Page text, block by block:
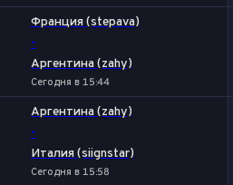
Франция (stepava)
-
Аргентина (zahy)
Сегодня в 15:44
Аргентина (zahy)
-
Италия (siignstar)
Сегодня в 15:58